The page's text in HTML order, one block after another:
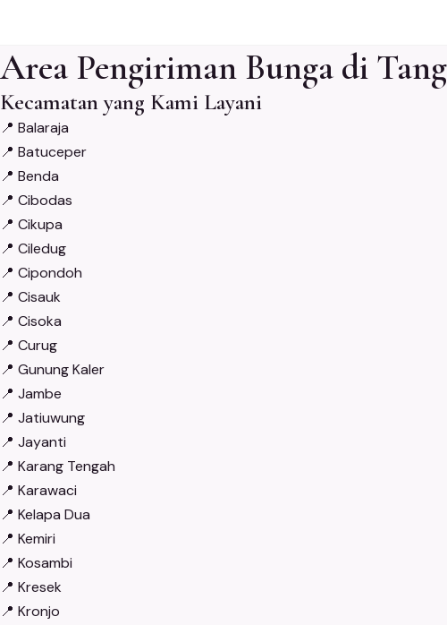
Area Pengiriman Bunga di
Kecamatan yang Kami Layani
📍 Balaraja
📍 Batuceper
📍 Benda
📍 Cibodas
📍 Cikupa
📍 Ciledug
📍 Cipondoh
📍 Cisauk
📍 Cisoka
📍 Curug
📍 Gunung Kaler
📍 Jambe
📍 Jatiuwung
📍 Jayanti
📍 Karang Tengah
📍 Karawaci
📍 Kelapa Dua
📍 Kemiri
📍 Kosambi
📍 Kresek
📍 Kronjo